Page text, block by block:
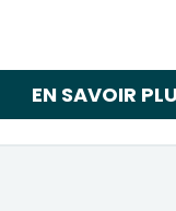
EN SAVOIR